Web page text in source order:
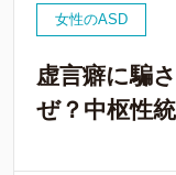
女性のASD
虚言癖に騙
ぜ？中枢性